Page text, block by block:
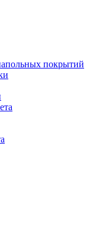
покрытий